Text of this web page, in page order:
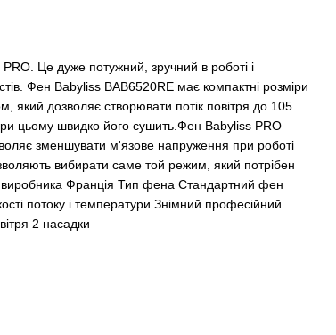
Це дуже потужний, зручний в роботі і
Фен Babyliss BAB6520RE має компактні розміри
який дозволяє створювати потік повітря до 105
цьому швидко його сушить.Фен Babyliss PRO
зменшувати м'язове напруження при роботі
вибирати саме той режим, який потрібен
Франція Тип фена Стандартний фен
потоку і температури Знімний професійний
2 насадки